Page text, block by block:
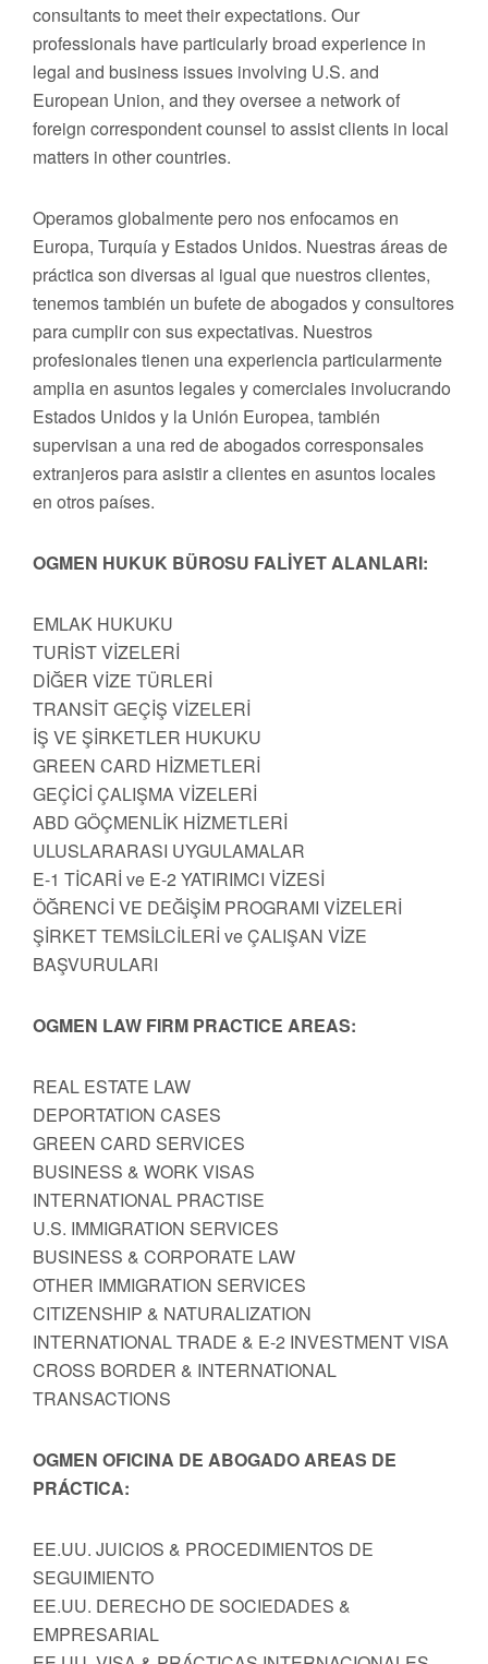
consultants to meet their expectations. Our
professionals have particularly broad experience in
legal and business issues involving U.S. and
European Union, and they oversee a network of
foreign correspondent counsel to assist clients in local
matters in other countries.
Operamos globalmente pero nos enfocamos en
Europa, Turquía y Estados Unidos. Nuestras áreas de
práctica son diversas al igual que nuestros clientes,
tenemos también un bufete de abogados y consultores
para cumplir con sus expectativas. Nuestros
profesionales tienen una experiencia particularmente
amplia en asuntos legales y comerciales involucrando
Estados Unidos y la Unión Europea, también
supervisan a una red de abogados corresponsales
extranjeros para asistir a clientes en asuntos locales
en otros países.
OGMEN HUKUK BÜROSU FALİYET ALANLARI:
EMLAK HUKUKU
TURİST VİZELERİ
DİĞER VİZE TÜRLERİ
TRANSİT GEÇİŞ VİZELERİ
İŞ VE ŞİRKETLER HUKUKU
GREEN CARD HİZMETLERİ
GEÇİCİ ÇALIŞMA VİZELERİ
ABD GÖÇMENLİK HİZMETLERİ
ULUSLARARASI UYGULAMALAR
E-1 TİCARİ ve E-2 YATIRIMCI VİZESİ
ÖĞRENCİ VE DEĞİŞİM PROGRAMI VİZELERİ
ŞİRKET TEMSİLCİLERİ ve ÇALIŞAN VİZE
BAŞVURULARI
OGMEN LAW FIRM PRACTICE AREAS:
REAL ESTATE LAW
DEPORTATION CASES
GREEN CARD SERVICES
BUSINESS & WORK VISAS
INTERNATIONAL PRACTISE
U.S. IMMIGRATION SERVICES
BUSINESS & CORPORATE LAW
OTHER IMMIGRATION SERVICES
CITIZENSHIP & NATURALIZATION
INTERNATIONAL TRADE & E-2 INVESTMENT VISA
CROSS BORDER & INTERNATIONAL
TRANSACTIONS
OGMEN OFICINA DE ABOGADO AREAS DE
PRÁCTICA:
EE.UU. JUICIOS & PROCEDIMIENTOS DE
SEGUIMIENTO
EE.UU. DERECHO DE SOCIEDADES &
EMPRESARIAL